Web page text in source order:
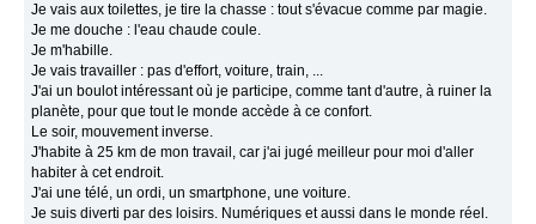
Je vais aux toilettes, je tire la chasse : tout s'évacue comme par magie.
Je me douche : l'eau chaude coule.
Je m'habille.
Je vais travailler : pas d'effort, voiture, train, ...
J'ai un boulot intéressant où je participe, comme tant d'autre, à ruiner la
planète, pour que tout le monde accède à ce confort.
Le soir, mouvement inverse.
J'habite à 25 km de mon travail, car j'ai jugé meilleur pour moi d'aller
habiter à cet endroit.
J'ai une télé, un ordi, un smartphone, une voiture.
Je suis diverti par des loisirs. Numériques et aussi dans le monde réel.